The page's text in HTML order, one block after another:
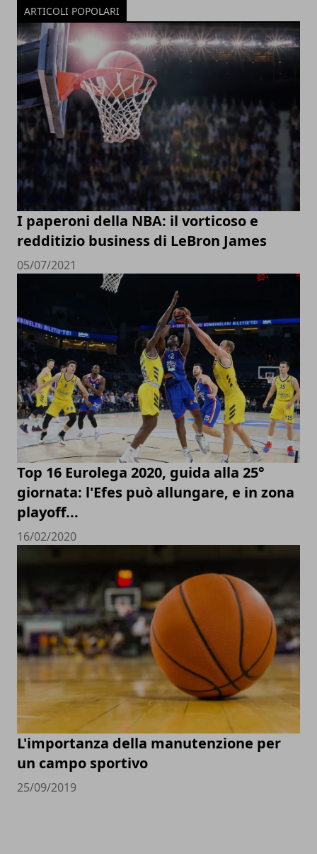
ARTICOLI POPOLARI
I paperoni della NBA: il vorticoso e
redditizio business di LeBron James
05/07/2021
Top 16 Eurolega 2020, guida alla 25°
giornata: l'Efes può allungare, e in zona
playoff...
16/02/2020
L'importanza della manutenzione per
un campo sportivo
25/09/2019